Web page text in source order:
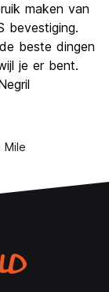
8.4
maken van
bevestiging.
beste dingen
je er bent.
Mile